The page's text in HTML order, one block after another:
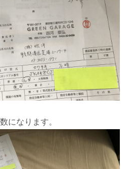
になります。